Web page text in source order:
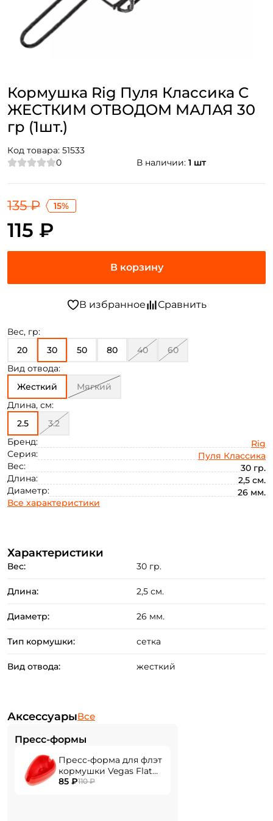
Кормушка Rig Пуля Классика С
ЖЕСТКИМ ОТВОДОМ МАЛАЯ 30
гр (1шт.)
Код товара: 51533
0
В наличии: 1 шт
Вес, гр:
20
30 50 80 40
60
Вид отвода:
Жесткий
Мягкий
Длина, см:
2.5
3.2
Бренд:
Rig
Серия:
Пуля Классика
Вес:
30 гр.
Длина:
2,5 см.
Диаметр:
26 мм.
Все характеристики
115 ₽
135 ₽ 15%
Характеристики
Вес: 30 гр.
Длина: 2,5 см.
Диаметр: 26 мм.
Тип кормушки: сетка
Вид отвода: жесткий
АксессуарыВсе
Пресс-формы
Пресс-форма для флэт
кормушки Vegas Flat
Mould medium
85 ₽110 ₽
ФИО: *